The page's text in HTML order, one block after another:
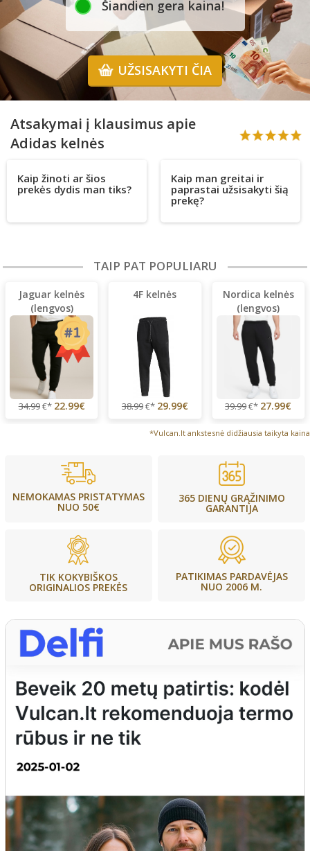
Šiandien gera kaina!
UŽSISAKYTI ČIA
Atsakymai į klausimus apie
Adidas kelnės
Kaip žinoti ar šios
prekės dydis man tiks?
Kaip man greitai ir
paprastai užsisakyti šią
prekę?
TAIP PAT POPULIARU
Jaguar kelnės
(lengvos)
34.99€* 22.99€
4F kelnės
38.99€* 29.99€
Nordica kelnės
(lengvos)
39.99€* 27.99€
*Vulcan.lt ankstesnė didžiausia taikyta kaina
NEMOKAMAS PRISTATYMAS
NUO 50€
365 DIENŲ GRĄŽINIMO
GARANTIJA
TIK KOKYBIŠKOS
ORIGINALIOS PREKĖS
PATIKIMAS PARDAVĖJAS
NUO 2006 M.